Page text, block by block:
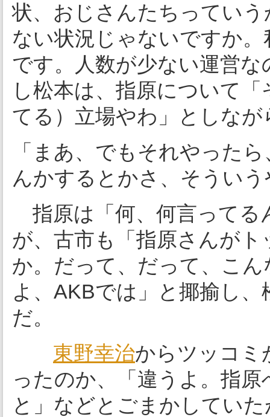
状、おじさんたちってい
ない状況じゃないですか
です。人数が少ない運営
し松本は、指原について
てる）立場やわ」としな
「まあ、でもそれやった
んかするとかさ、そうい
指原は「何、何言ってる
が、古市も「指原さんが
か。だって、だって、こ
よ、AKBでは」と揶揄し
だ。
東野幸治からツッコミ
ったのか、「違うよ。指
と」などとごまかしてい